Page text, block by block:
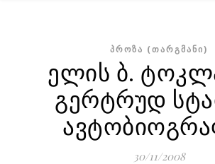
ᲞᲠᲝᲖᲐ (ᲗᲐᲠᲒᲛᲐᲜᲘ)
ელის ბ.
გერტრუდ
30/11/2008